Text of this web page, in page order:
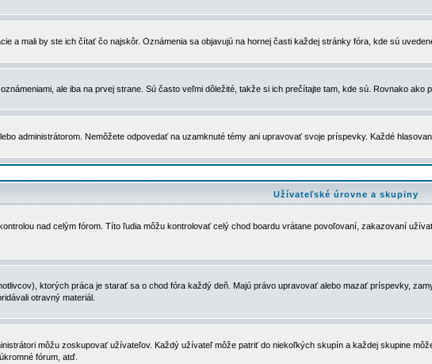
a mali by ste ich čítať čo najskôr. Oznámenia sa objavujú na hornej časti každej stránky fóra, kde sú
ale iba na prvej strane. Sú často veľmi dôležité, takže si ich prečítajte tam, kde sú. Rovnako
administrátorom. Nemôžete odpovedať na uzamknuté témy ani upravovať svoje príspevky. Každé
Užívateľské úrovne a skupiny
nad celým fórom. Títo ľudia môžu kontrolovať celý chod boardu vrátane povoľovaní, zakazovaní
ktorých práca je starať sa o chod fóra každý deň. Majú právo upravovať alebo mazať príspevky,
otravný materiál.
môžu zoskupovať užívateľov. Každý užívateľ môže patriť do niekoľkých skupín a každej skupine
fórum, atď.